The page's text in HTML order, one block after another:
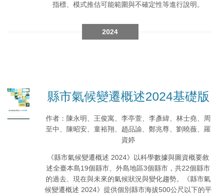
2024
指標、模式推估可能範圍與不確定性等進行說明。
縣市氣候變遷概述2024基礎版
作者：陳永明、王俊寓、李亭萱、李彥緯、林士堯、周
至中、陳昭安、童裕翔、趙品諭、鄭兆尊、劉曉薇、羅
資婷
《縣市氣候變遷概述 2024》以科學數據與圖資概要敘
述全臺本島19個縣市、外島地區3個縣市，共22個縣市
的過去、現在與未來的氣候狀況與變化趨勢。《縣市氣
候變遷概述 2024》提供個別縣市海拔500公尺以下的平